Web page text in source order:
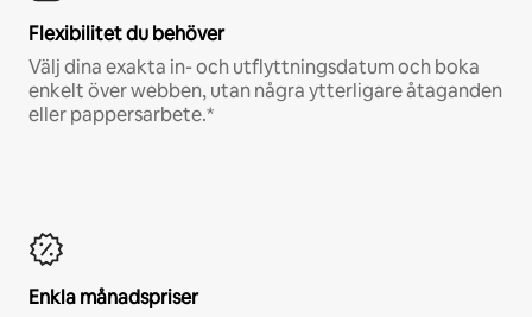
Flexibilitet du behöver
Välj dina exakta in- och utflyttningsdatum och boka
enkelt över webben, utan några ytterligare åtaganden
eller pappersarbete.*
Enkla månadspriser